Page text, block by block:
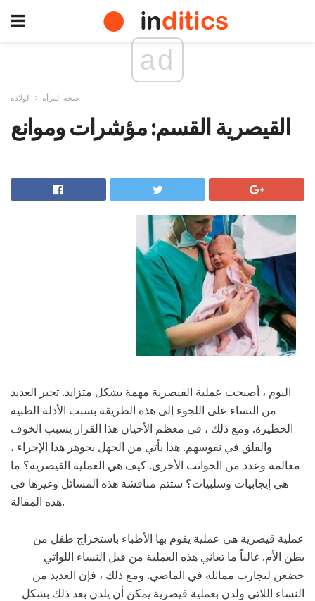
ad
صحة المرأة الولادة
القيصرية القسم: مؤشرات وموانع
اليوم ، أصبحت عملية القيصرية مهمة بشكل متزايد. تجبر العديد
من النساء على اللجوء إلى هذه الطريقة بسبب الأدلة الطبية
الخطيرة. ومع ذلك ، في معظم الأحيان هذا القرار يسبب الخوف
والقلق في نفوسهم. هذا يأتي من الجهل بجوهر هذا الإجراء ،
معالمه وعدد من الجوانب الأخرى. كيف هي العملية القيصرية؟ ما
هي إيجابيات وسلبيات؟ ستتم مناقشة هذه المسائل وغيرها في
هذه المقالة.
عملية قيصرية هي عملية يقوم بها الأطباء باستخراج طفل من
بطن الأم. غالباً ما تعاني هذه العملية من قبل النساء اللواتي
خضعن لتجارب مماثلة في الماضي. ومع ذلك ، فإن العديد من
النساء اللاتي ولدن بعملية قيصرية يمكن أن يلدن بعد ذلك بشكل